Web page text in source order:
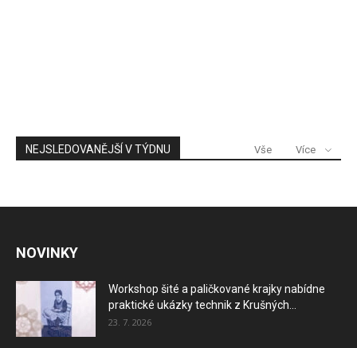
NEJSLEDOVANĚJŠÍ V TÝDNU Vše Více
NOVINKY
Workshop šité a paličkované krajky nabídne
praktické ukázky technik z Krušných...
23. 7. 2026